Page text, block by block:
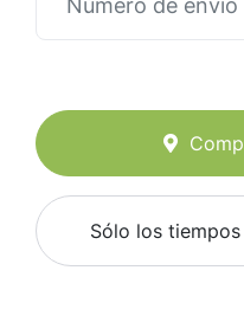
Sólo los